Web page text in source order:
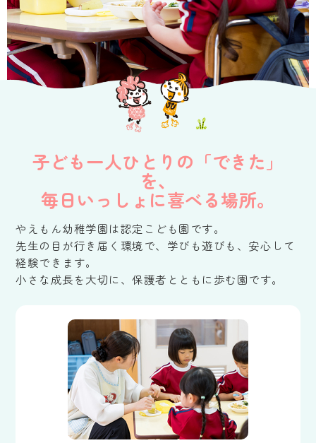
子ども一人ひとりの「できた」
を、
毎日いっしょに喜べる場所。
やえもん幼稚学園は認定こども園です。
先生の目が行き届く環境で、学びも遊びも、安心して
経験できます。
小さな成長を大切に、保護者とともに歩む園です。